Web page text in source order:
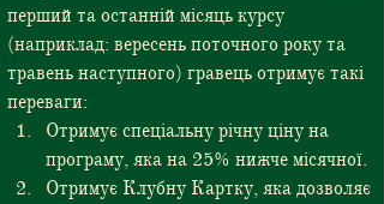
перший та останній місяць курсу
(наприклад: вересень поточного року та
травень наступного) гравець отримує такі
переваги:
Отримує спеціальну річну ціну на
програму, яка на 25% нижче місячної.
Отримує Клубну Картку, яка дозволяє